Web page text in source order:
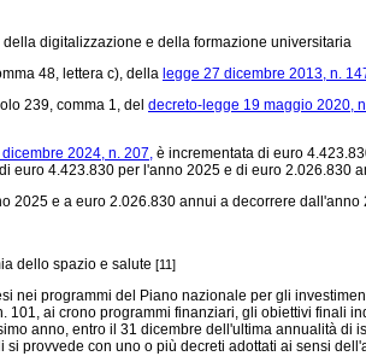
digitalizzazione e della formazione universitaria
48, lettera c), della legge 27 dicembre 2013, n.
239, comma 1, del decreto-legge 19 maggio 2020,
dicembre 2024, n. 207, è incrementata di euro
4.423.830 per l'anno 2025 e di euro 2.026.830
e a euro 2.026.830 annui a decorrere dall'anno
dello spazio e salute [11]
programmi del Piano nazionale per gli
101, ai crono programmi finanziari, gli obiettivi
anno, entro il 31 dicembre dell'ultima annualità
provvede con uno o più decreti adottati ai sensi